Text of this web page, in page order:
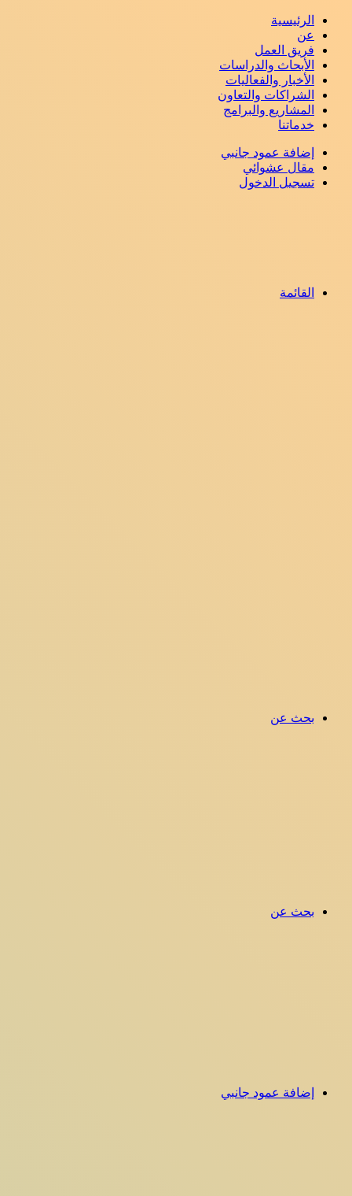
الرئيسية
عن
فريق العمل
الأبحاث والدراسات
الأخبار والفعاليات
الشراكات والتعاون
المشاريع والبرامج
خدماتنا
إضافة عمود جانبي
مقال عشوائي
تسجيل الدخول
القائمة
بحث عن
بحث عن
إضافة عمود جانبي